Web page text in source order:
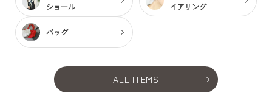
ショール
イアリング
バッグ
ALL ITEMS